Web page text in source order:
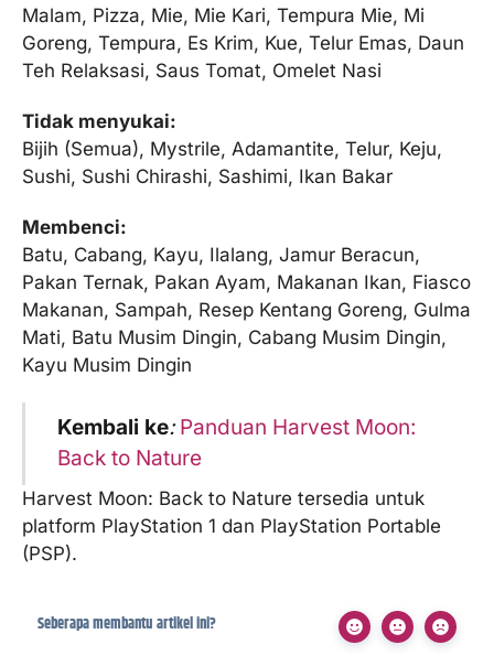
Malam, Pizza, Mie, Mie Kari, Tempura Mie, Mi
Goreng, Tempura, Es Krim, Kue, Telur Emas, Daun
Teh Relaksasi, Saus Tomat, Omelet Nasi
Tidak menyukai:
Bijih (Semua), Mystrile, Adamantite, Telur, Keju,
Sushi, Sushi Chirashi, Sashimi, Ikan Bakar
Membenci:
Batu, Cabang, Kayu, Ilalang, Jamur Beracun,
Pakan Ternak, Pakan Ayam, Makanan Ikan, Fiasco
Makanan, Sampah, Resep Kentang Goreng, Gulma
Mati, Batu Musim Dingin, Cabang Musim Dingin,
Kayu Musim Dingin
Kembali ke: Panduan Harvest Moon:
Back to Nature
Harvest Moon: Back to Nature tersedia untuk
platform PlayStation 1 dan PlayStation Portable
(PSP).
Seberapa membantu artikel ini?